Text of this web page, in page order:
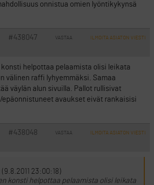
onnistua omien lyöntikykynsä
#438047 VASTAA ILMOITA ASIATON VIESTI
helpottaa pelaamista olisi leikata
välinen raffi lyhyemmäksi. Samaa
väylän alun sivuilla. Pallot rullisivat
epäonnistuneet avaukset eivät rankaisisi
#438048 VASTAA ILMOITA ASIATON VIESTI
(9.8.2011 23:00:18)
konsti helpottaa pelaamista olisi leikata